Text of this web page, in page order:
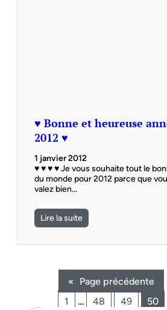
♥ Bonne et heureuse
2012 ♥
1 janvier 2012
♥ ♥ ♥ ♥ Je vous souhaite tout le
du monde pour 2012 parce que
valez bien…
Lire la suite
«
Page précédente
1
… 48 49 50